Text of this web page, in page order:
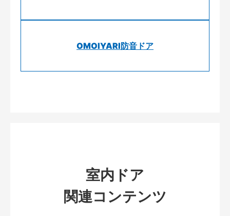
OMOIYARI防音ドア
室内ドア
関連コンテンツ